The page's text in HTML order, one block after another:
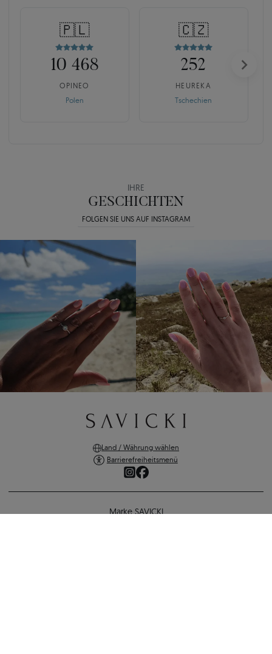
🇵🇱
10 468
OPINEO
Polen
🇨🇿
252
HEUREKA
Tschechien
IHRE
GESCHICHTEN
FOLGEN SIE UNS AUF INSTAGRAM
Land / Währung wählen
Barrierefreiheitsmenü
Marke SAVICKI